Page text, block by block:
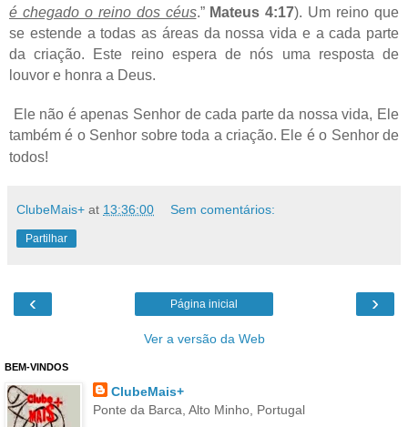
é chegado o reino dos céus.” Mateus 4:17). Um reino que
se estende a todas as áreas da nossa vida e a cada parte
da criação. Este reino espera de nós uma resposta de
louvor e honra a Deus.
Ele não é apenas Senhor de cada parte da nossa vida, Ele
também é o Senhor sobre toda a criação. Ele é o Senhor de
todos!
ClubeMais+ at 13:36:00 Sem comentários:
Partilhar
‹ ›
Página inicial
Ver a versão da Web
BEM-VINDOS
ClubeMais+
Ponte da Barca, Alto Minho, Portugal